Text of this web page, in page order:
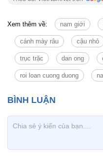
Xem thêm về: nam giới
cánh mày râu cậu nhỏ
trục trặc dan ong
roi loan cuong duong